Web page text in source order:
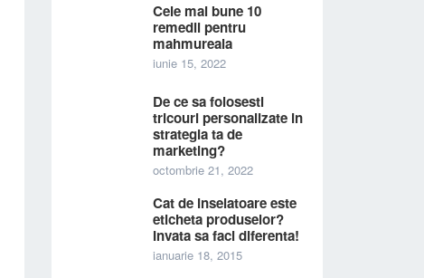
Cele mai bune 10
remedii pentru
mahmureala
iunie 15, 2022
De ce sa folosesti
tricouri personalizate in
strategia ta de
marketing?
octombrie 21, 2022
Cat de inselatoare este
eticheta produselor?
Invata sa faci diferenta!
ianuarie 18, 2015